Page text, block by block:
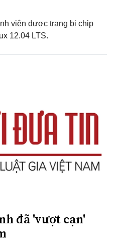
viên được trang bị chip
12.04 LTS.
đã 'vượt cạn'